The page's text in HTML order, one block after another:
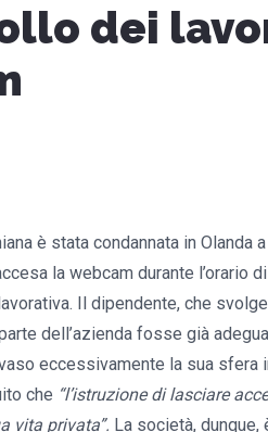
dei
è stata condannata in
la webcam durante l’orario
Il dipendente, che
dell’azienda fosse già
eccessivamente la sua sfera
che “l’istruzione di lasciare
vita privata”. La società,